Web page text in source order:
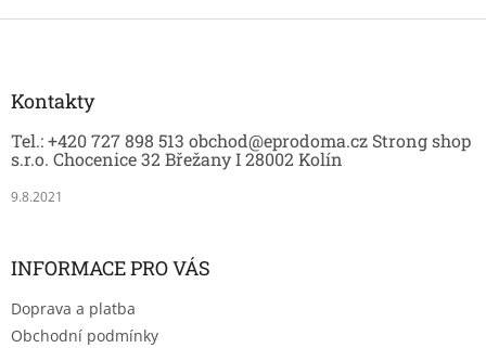
v
p
i
s
Z
Kontakty
Tel.: +420 727 898 513 obchod@eprodoma.cz Strong shop
s.r.o. Chocenice 32 Břežany I 28002 Kolín
9.8.2021
INFORMACE PRO VÁS
Doprava a platba
Obchodní podmínky